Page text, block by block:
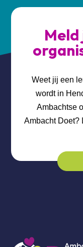
Weet jij een
wordt in
Ambachtse
Ambacht Doet?